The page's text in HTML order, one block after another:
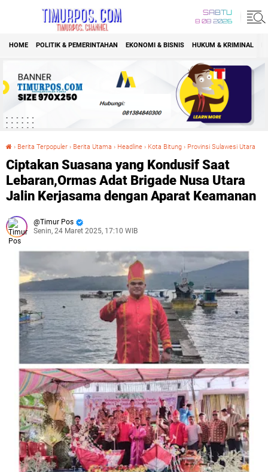
SABTU
8 08 2026
HOME POLITIK & PEMERINTAHAN EKONOMI & BISNIS HUKUM & KRIMINAL
› Berita Terpopuler › Berita Utama › Headline › Kota Bitung › Provinsi Sulawesi Utara
Ciptakan Suasana yang Kondusif Saat
Lebaran,Ormas Adat Brigade Nusa Utara
Jalin Kerjasama dengan Aparat Keamanan
Timur Pos
Senin, 24 Maret 2025, 17:10 WIB